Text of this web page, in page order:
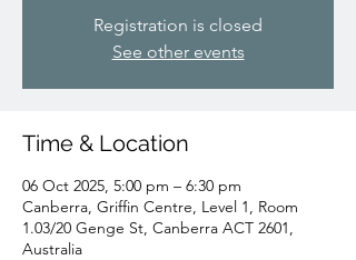
Registration is closed
See other events
Time & Location
06 Oct 2025, 5:00 pm – 6:30 pm
Canberra, Griffin Centre, Level 1, Room
1.03/20 Genge St, Canberra ACT 2601,
Australia